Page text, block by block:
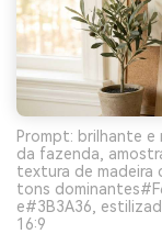
Prompt: brilhante
da fazenda,
textura de madeira
tons
e#3B3A36,
16:9